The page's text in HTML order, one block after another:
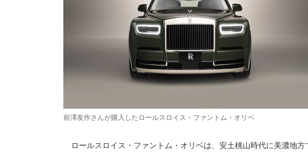
前澤友作さんが購入したロールスロイス・ファントム・オリベ
ロールスロイス・ファントム・オリベは、安土桃山時代に美濃地方